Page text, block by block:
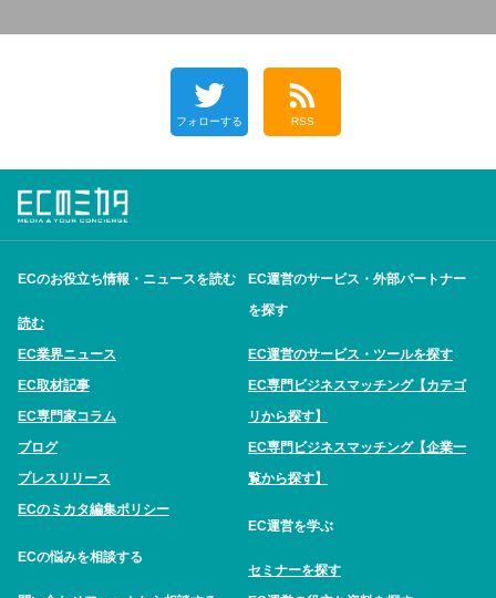
フォローする RSS
ECのお役立ち情報・ニュースを読む
読む
EC業界ニュース
EC取材記事
EC専門家コラム
ブログ
プレスリリース
ECのミカタ編集ポリシー
ECの悩みを相談する
EC運営のサービス・外部パートナー
を探す
EC運営のサービス・ツールを探す
EC専門ビジネスマッチング【カテゴ
リから探す】
EC専門ビジネスマッチング【企業一
覧から探す】
EC運営を学ぶ
セミナーを探す